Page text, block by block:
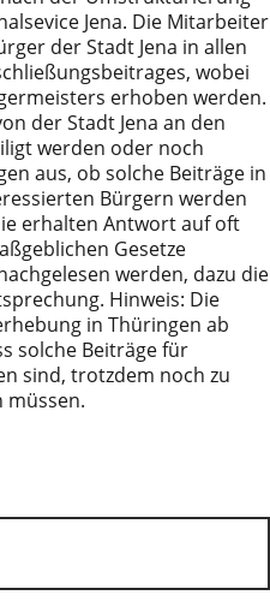
Jena. Die Mitarbeiter
der Stadt Jena in allen
wobei
erhoben werden.
der Stadt Jena an den
werden oder noch
aus, ob solche Beiträge in
Bürgern werden
erhalten Antwort auf oft
Gesetze
werden, dazu die
Hinweis: Die
in Thüringen ab
solche Beiträge für
sind, trotzdem noch zu
müssen.